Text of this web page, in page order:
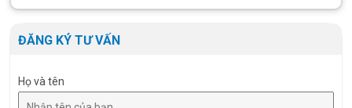
ĐĂNG KÝ TƯ VẤN
Họ và tên